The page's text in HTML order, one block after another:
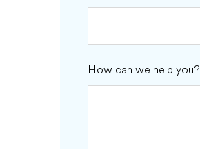
How can we help you?